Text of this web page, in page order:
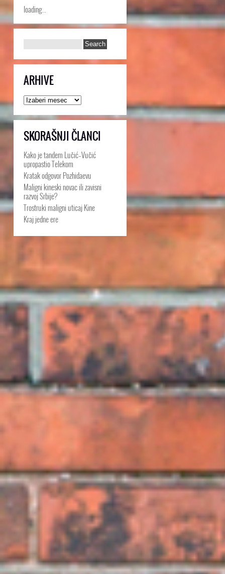
loading...
ARHIVE
Arhive
SKORAŠNJI ČLANCI
Kako je tandem Lučić–Vučić
upropastio Telekom
Kratak odgovor Pozhidaevu
Maligni kineski novac ili zavisni
razvoj Srbije?
Trostruki maligni uticaj Kine
Kraj jedne ere